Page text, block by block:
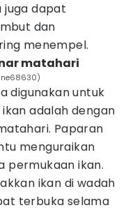
juga dapat
dan
menempel.
matahari
digunakan untuk
adalah dengan
Paparan
menguraikan
permukaan ikan.
ikan di wadah
terbuka selama